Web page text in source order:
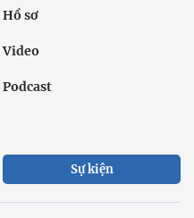
Hồ sơ
Video
Podcast
Sự kiện